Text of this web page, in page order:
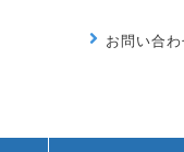
お問い合